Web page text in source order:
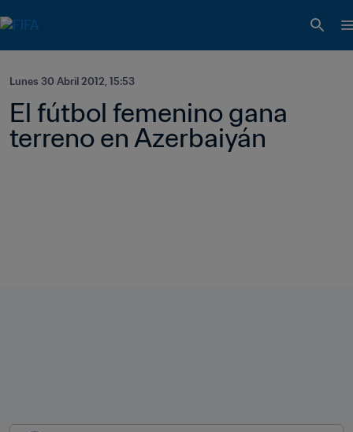
Lunes 30 Abril 2012, 15:53
El fútbol femenino gana
terreno en Azerbaiyán